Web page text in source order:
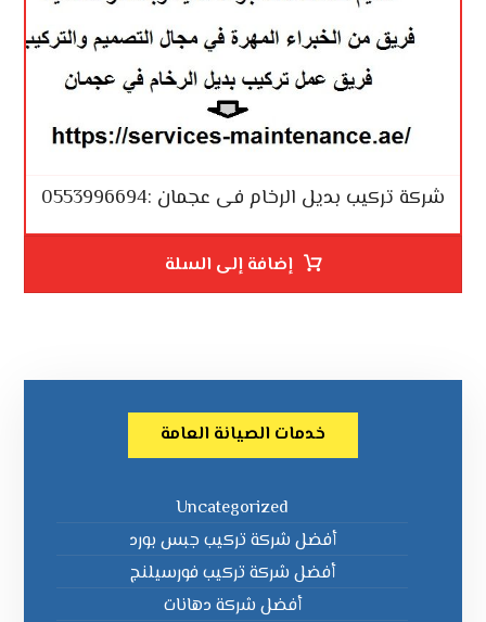
شركة تركيب بديل الرخام فى عجمان :0553996694
إضافة إلى السلة
خدمات الصيانة العامة
Uncategorized
أفضل شركة تركيب جبس بورد
أفضل شركة تركيب فورسيلنج
أفضل شركة دهانات